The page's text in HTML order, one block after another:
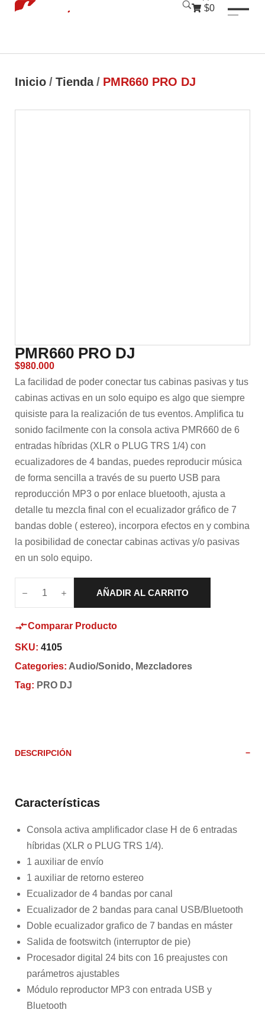
$0
Inicio / Tienda / PMR660 PRO DJ
PMR660 PRO DJ
$980.000
La facilidad de poder conectar tus cabinas pasivas y tus
cabinas activas en un solo equipo es algo que siempre
quisiste para la realización de tus eventos. Amplifica tu
sonido facilmente con la consola activa PMR660 de 6
entradas híbridas (XLR o PLUG TRS 1/4) con
ecualizadores de 4 bandas, puedes reproducir música
de forma sencilla a través de su puerto USB para
reproducción MP3 o por enlace bluetooth, ajusta a
detalle tu mezcla final con el ecualizador gráfico de 7
bandas doble ( estereo), incorpora efectos en y combina
la posibilidad de conectar cabinas activas y/o pasivas
en un solo equipo.
AÑADIR AL CARRITO
Comparar Producto
SKU: 4105
Categories: Audio/Sonido, Mezcladores
Tag: PRO DJ
DESCRIPCIÓN
Características
Consola activa amplificador clase H de 6 entradas
híbridas (XLR o PLUG TRS 1/4).
1 auxiliar de envío
1 auxiliar de retorno estereo
Ecualizador de 4 bandas por canal
Ecualizador de 2 bandas para canal USB/Bluetooth
Doble ecualizador grafico de 7 bandas en máster
Salida de footswitch (interruptor de pie)
Procesador digital 24 bits con 16 preajustes con
parámetros ajustables
Módulo reproductor MP3 con entrada USB y
Bluetooth